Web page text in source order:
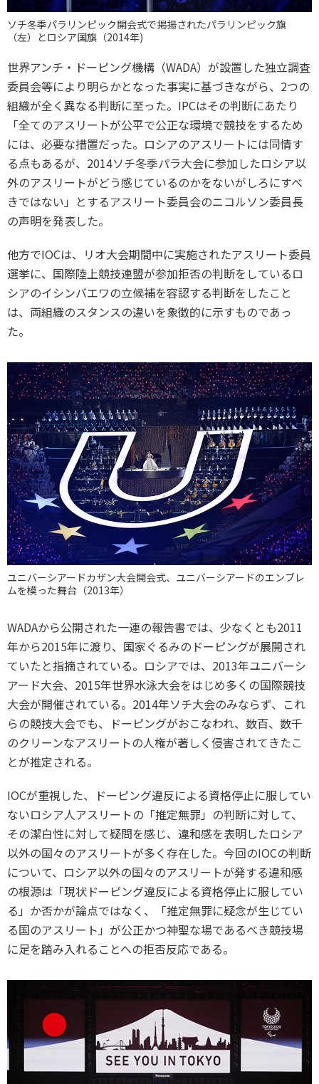
ソチ冬季パラリンピック開会式で掲揚されたパラリンピック旗
（左）とロシア国旗（2014年)
世界アンチ・ドーピング機構（WADA）が設置した独立調査
委員会等により明らかとなった事実に基づきながら、2つの
組織が全く異なる判断に至った。 IPCはその判断にあたり
「全てのアスリートが公平で公正な環境で競技をするため
には、必要な措置だった。ロシアのアスリートには同情す
る点もあるが、2014ソチ冬季パラ大会に参加したロシア以
外のアスリートがどう感じているのかをないがしろにすべ
きではない」とするアスリート委員会のニコルソン委員長
の声明を発表した。
他方でIOCは、リオ大会期間中に実施されたアスリート委員
選挙に、国際陸上競技連盟が参加拒否の判断をしているロ
シアのイシンバエワの立候補を容認する判断をしたこと
は、両組織のスタンスの違いを象徴的に示すものであっ
た。
ユニバーシアードカザン大会開会式、ユニバーシアードのエンブレ
ムを模った舞台（2013年）
WADAから公開された一連の報告書では、少なくとも2011
年から2015年に渡り、国家ぐるみのドーピングが展開され
ていたと指摘されている。ロシアでは、2013年ユニバーシ
アード大会、2015年世界水泳大会をはじめ多くの国際競技
大会が開催されている。2014年ソチ大会のみならず、これ
らの競技大会でも、ドーピングがおこなわれ、数百、数千
のクリーンなアスリートの人権が著しく侵害されてきたこ
とが推定される。
IOCが重視した、ドーピング違反による資格停止に服してい
ないロシア人アスリートの「推定無罪」の判断に対して、
その潔白性に対して疑問を感じ、違和感を表明したロシア
以外の国々のアスリートが多く存在した。今回のIOCの判断
について、ロシア以外の国々のアスリートが発する違和感
の根源は「現状ドーピング違反による資格停止に服してい
る」か否かが論点ではなく、「推定無罪に疑念が生じてい
る国のアスリート」が公正かつ神聖な場であるべき競技場
に足を踏み入れることへの拒否反応である。